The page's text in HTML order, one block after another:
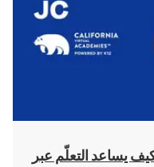
يساعد التعلّم عبر